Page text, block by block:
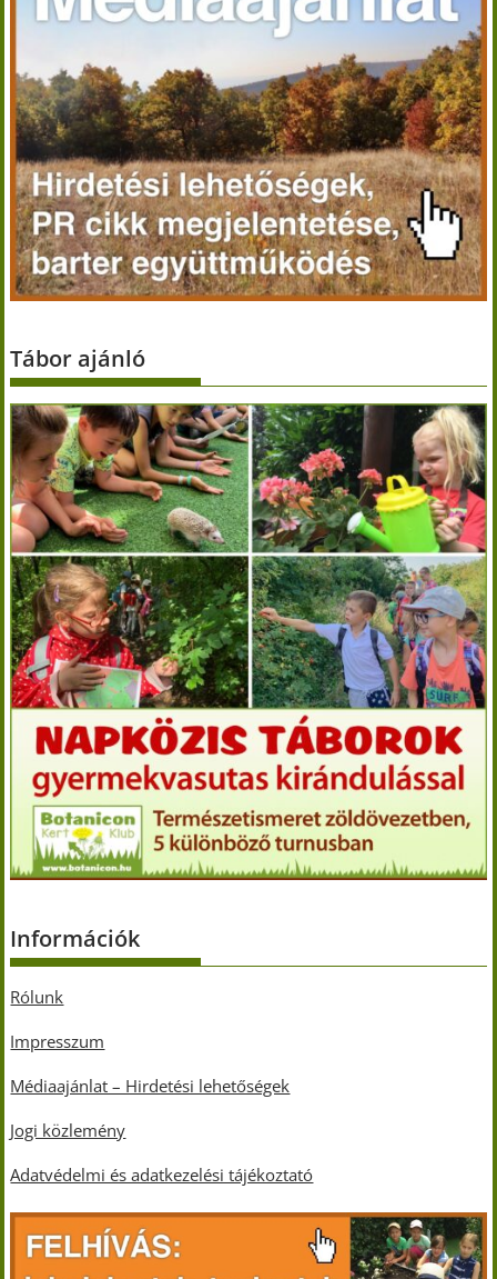
Tábor ajánló
Információk
Rólunk
Impresszum
Médiaajánlat – Hirdetési lehetőségek
Jogi közlemény
Adatvédelmi és adatkezelési tájékoztató